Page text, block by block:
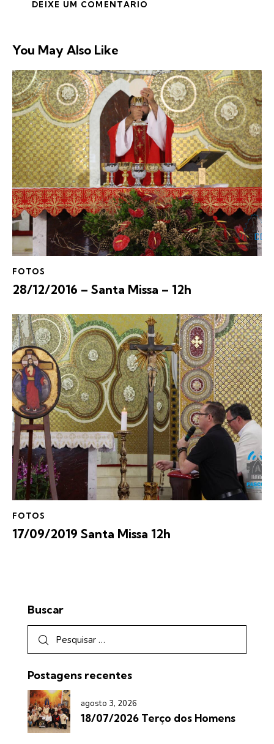
You May Also Like
FOTOS
28/12/2016 – Santa Missa – 12h
FOTOS
17/09/2019 Santa Missa 12h
Buscar
Postagens recentes
agosto 3, 2026
18/07/2026 Terço dos Homens